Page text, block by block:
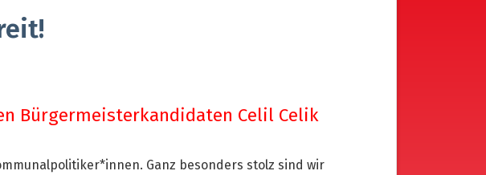
Bürgermeisterkandidaten Celil Celik
Ganz besonders stolz sind wir